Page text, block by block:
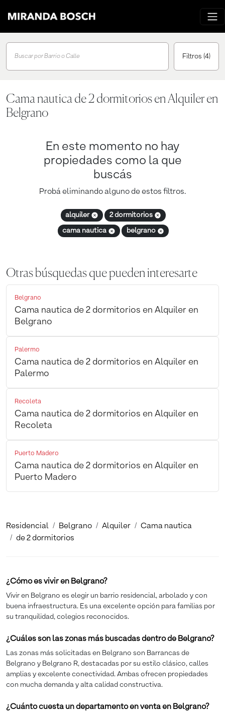
Buscar por Barrio o Calle Filtros (4)
Cama nautica de 2 dormitorios en Alquiler en
Belgrano
En este momento no hay
propiedades como la que
buscás
Probá eliminando alguno de estos filtros.
alquiler 2 dormitorios
cama nautica belgrano
Otras búsquedas que pueden interesarte
Belgrano
Cama nautica de 2 dormitorios en Alquiler en
Belgrano
Palermo
Cama nautica de 2 dormitorios en Alquiler en
Palermo
Recoleta
Cama nautica de 2 dormitorios en Alquiler en
Recoleta
Puerto Madero
Cama nautica de 2 dormitorios en Alquiler en
Puerto Madero
Residencial Belgrano Alquiler
Cama nautica
de 2 dormitorios
¿Cómo es vivir en Belgrano?
Vivir en Belgrano es elegir un barrio residencial, arbolado y con
buena infraestructura. Es una excelente opción para familias por
su tranquilidad, colegios reconocidos.
¿Cuáles son las zonas más buscadas dentro de Belgrano?
Las zonas más solicitadas en Belgrano son Barrancas de
Belgrano y Belgrano R, destacadas por su estilo clásico, calles
amplias y excelente conectividad. Ambas ofrecen propiedades
con mucha demanda y alta calidad constructiva.
¿Cuánto cuesta un departamento en venta en Belgrano?